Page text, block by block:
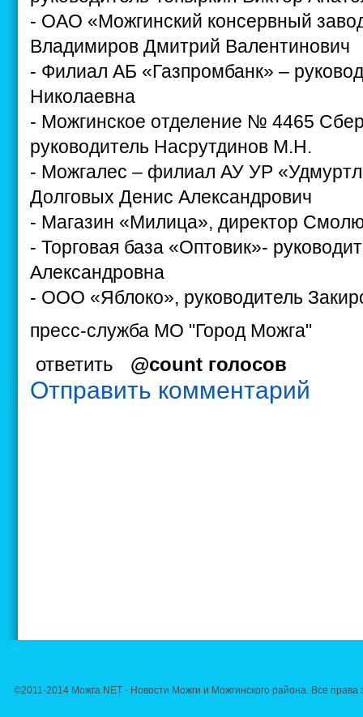
- ОАО «Можгинский консервный
Владимиров Дмитрий Валентинович
- Филиал АБ «Газпромбанк» –
Николаевна
- Можгинское отделение № 4465
руководитель Насрутдинов М.Н.
- Можгалес – филиал АУ УР
Долговых Денис Александрович
- Магазин «Милица», директор
- Торговая база «Оптовик»-
Александровна
- ООО «Яблоко», руководитель
пресс-служба МО "Город Можга"
ответить @count голосов
Отправить комментарий
©2011-2014 Можга.NET - Новости Можги и Можгинского района. Все